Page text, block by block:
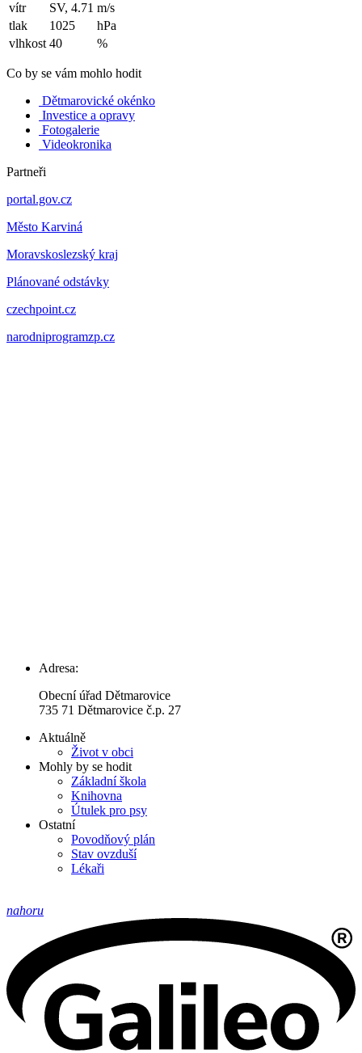
vítr
SV, 4.71 m/s
tlak
1025
hPa
vlhkost 40 %
Co by se vám mohlo hodit
Dětmarovické okénko
Investice a opravy
Fotogalerie
Videokronika
Partneři
portal.gov.cz
Město Karviná
Moravskoslezský kraj
Plánované odstávky
czechpoint.cz
narodniprogramzp.cz
Adresa:
Obecní úřad Dětmarovice
735 71 Dětmarovice č.p. 27
Aktuálně
Život v obci
Mohly by se hodit
Základní škola
Knihovna
Útulek pro psy
Ostatní
Povodňový plán
Stav ovzduší
Lékaři
nahoru